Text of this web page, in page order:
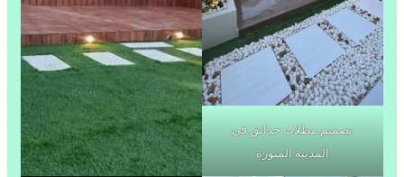
تصميم مظلات حدائق في
المدينة المنورة